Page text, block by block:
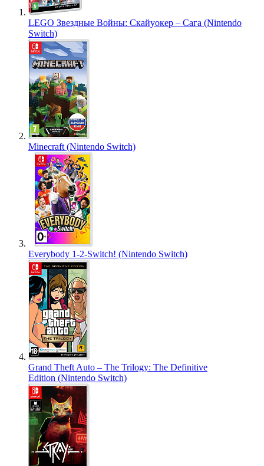
LEGO Звездные Войны: Скайуокер – Сага (Nintendo
Switch)
Minecraft (Nintendo Switch)
Everybody 1-2-Switch! (Nintendo Switch)
Grand Theft Auto – The Trilogy: The Definitive
Edition (Nintendo Switch)